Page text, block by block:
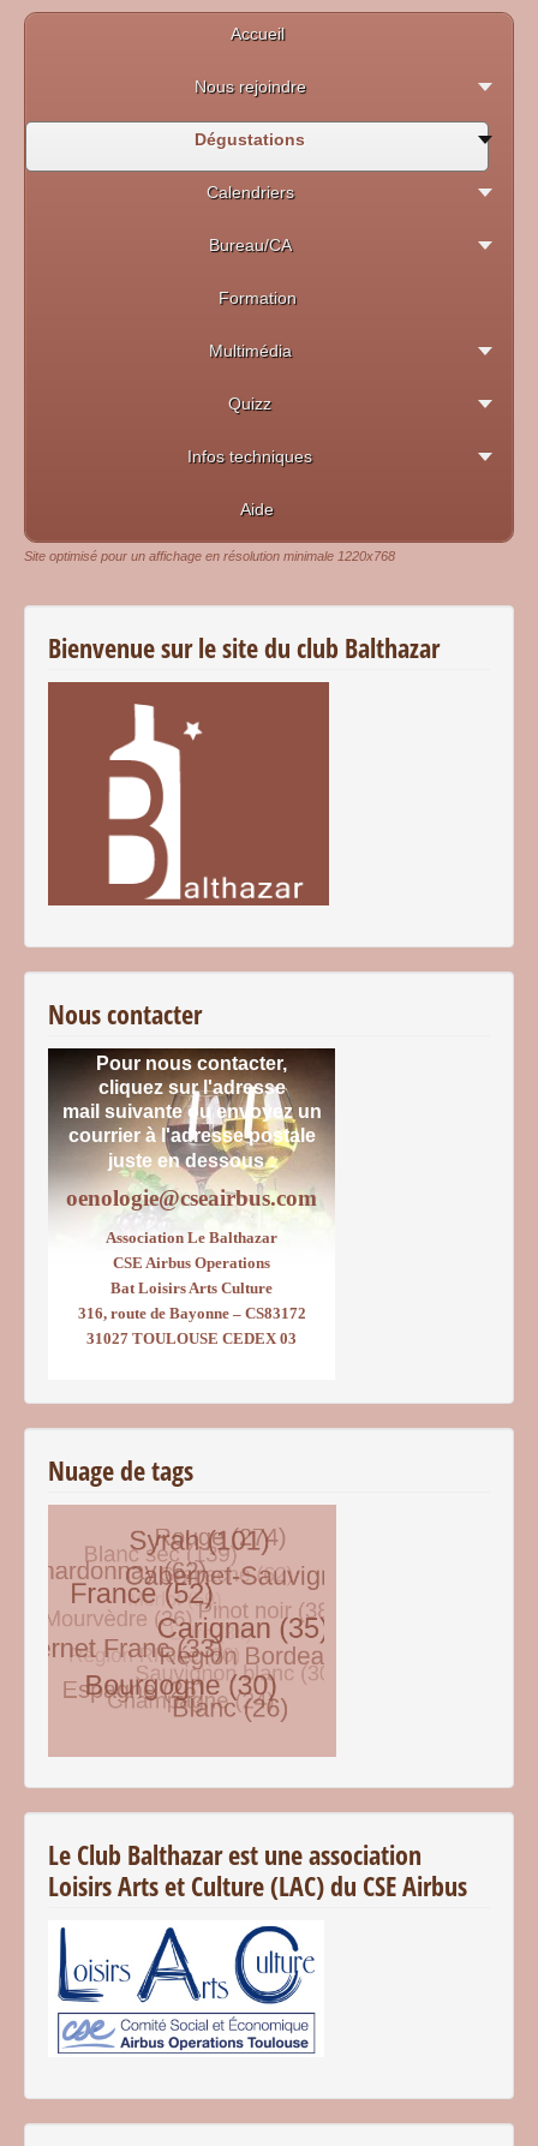
Accueil
Nous rejoindre
Dégustations
Calendriers
Bureau/CA
Formation
Multimédia
Quizz
Infos techniques
Aide
Site optimisé pour un affichage en résolution minimale 1220x768
Bienvenue sur le site du club Balthazar
Nous contacter
Pour nous contacter,
cliquez sur l'adresse
mail suivante ou envoyez un
courrierà l'adresse postale
juste en dessous :
oenologie@cseairbus.com
Association Le Balthazar
CSE Airbus Operations
Bat Loisirs Arts Culture
316, route de Bayonne – CS83172
31027 TOULOUSE CEDEX 03
Nuage de tags
Le Club Balthazar est une association
Loisirs Arts et Culture (LAC) du CSE Airbus